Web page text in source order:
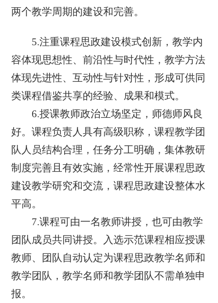
两个教学周期的建设和完善。
5.注重课程思政建设模式创新，教学内
容体现思想性、前沿性与时代性，教学方法
体现先进性、互动性与针对性，形成可供同
类课程借鉴共享的经验、成果和模式。
6.授课教师政治立场坚定，师德师风良
好。课程负责人具有高级职称，课程教学团
队人员结构合理，任务分工明确，集体教研
制度完善且有效实施，经常性开展课程思政
建设教学研究和交流，课程思政建设整体水
平高。
7.课程可由一名教师讲授，也可由教学
团队成员共同讲授。入选示范课程相应授课
教师、团队自动认定为课程思政教学名师和
教学团队，教学名师和教学团队不需单独申
报。